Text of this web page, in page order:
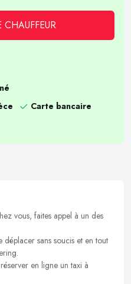
CHAUFFEUR
Carte bancaire
vous, faites appel à un des
déplacer sans soucis et en tout
en ligne un taxi à